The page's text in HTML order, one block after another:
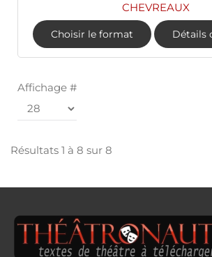
CHEVREAUX
Choisir le format Détails
Affichage #
Résultats 1 à 8 sur 8